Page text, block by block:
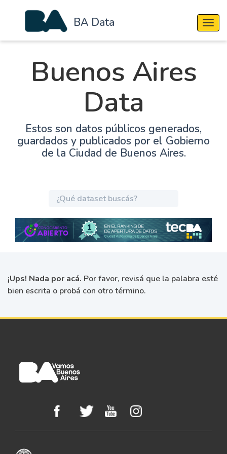
BA Data
Buenos Aires
Data
Estos son datos públicos generados,
guardados y publicados por el Gobierno
de la Ciudad de Buenos Aires.
¡Ups! Nada por acá. Por favor, revisá que la palabra esté
bien escrita o probá con otro término.